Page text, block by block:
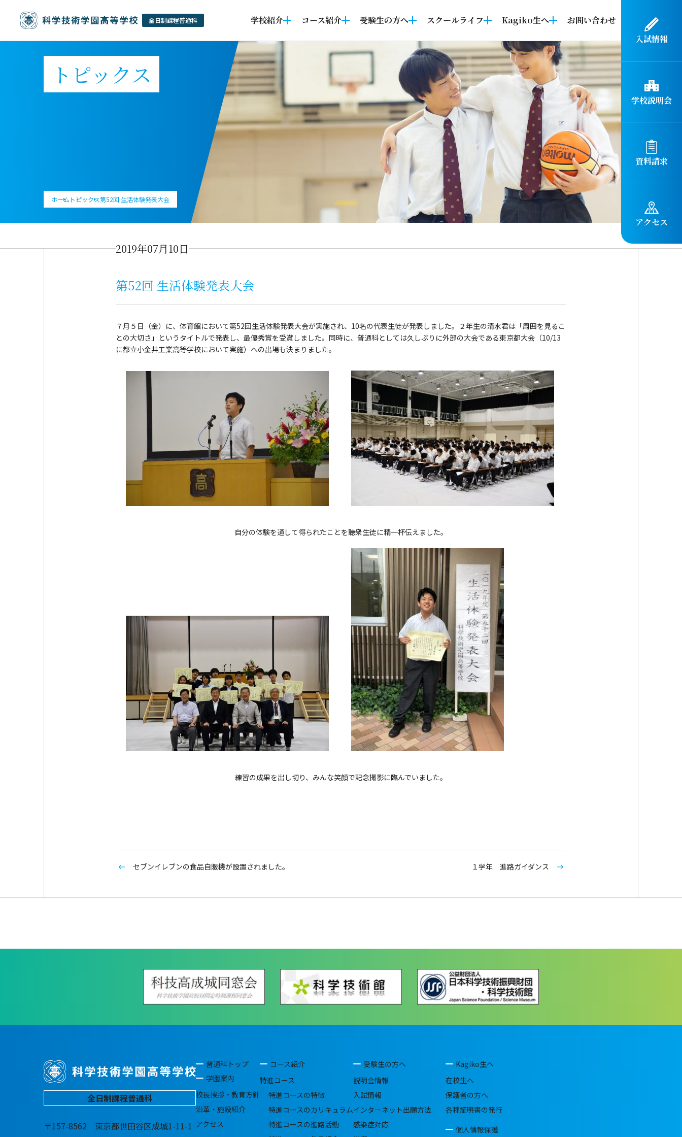
入試情報
学校説明会
資料請求
アクセス
学校紹介 コース紹介 受験生の方へ スクールライフ Kagiko生へ お問い合わせ
トピックス
ホーム トピックス第52回 生活体験発表大会
2019年07月10日
第52回 生活体験発表大会
７月５日（金）に、体育館において第52回生活体験発表大会が実施され、10名の代表生徒が発表しました。２年生の清水君は「周囲を見るこ
との大切さ」というタイトルで発表し、最優秀賞を受賞しました。同時に、普通科としては久しぶりに外部の大会である東京都大会（10/13
に都立小金井工業高等学校において実施）への出場も決まりました。
自分の体験を通して得られたことを聴衆生徒に精一杯伝えました。
練習の成果を出し切り、みんな笑顔で記念撮影に臨んでいました。
セブンイレブンの食品自販機が設置されました。 １学年 進路ガイダンス
全日制課程普通科
〒157-8562 東京都世田谷区成城1-11-1
普通科トップ
学園案内
校長挨拶・教育方針
沿革・施設紹介
アクセス
コース紹介
特進コース
特進コースの特徴
特進コースのカリキュラム
特進コースの進路活動
受験生の方へ
説明会情報
入試情報
インターネット出願方法
感染症対応
Kagiko生へ
在校生へ
保護者の方へ
各種証明書の発行
個人情報保護